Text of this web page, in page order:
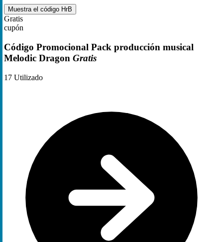
Muestra el código HrB
Gratis
cupón
Código Promocional Pack producción musical
Melodic Dragon Gratis
17 Utilizado